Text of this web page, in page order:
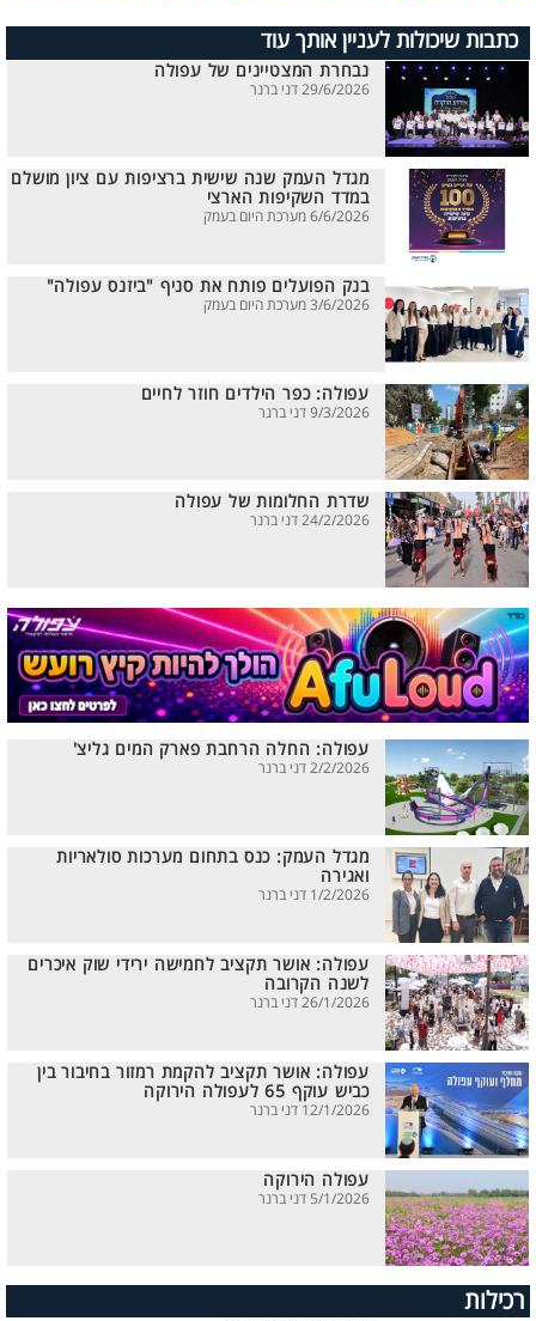
כתבות שיכולות לעניין אותך עוד
נבחרת המצטיינים של עפולה
29/6/2026 דני ברנר
מגדל העמק שנה שישית ברציפות עם ציון מושלם
במדד השקיפות הארצי
6/6/2026 מערכת היום בעמק
בנק הפועלים פותח את סניף "ביזנס עפולה"
3/6/2026 מערכת היום בעמק
עפולה: כפר הילדים חוזר לחיים
9/3/2026 דני ברנר
שדרת החלומות של עפולה
24/2/2026 דני ברנר
עפולה: החלה הרחבת פארק המים גליצ'
2/2/2026 דני ברנר
מגדל העמק: כנס בתחום מערכות סולאריות
ואגירה
1/2/2026 דני ברנר
עפולה: אושר תקציב לחמישה ירידי שוק איכרים
לשנה הקרובה
26/1/2026 דני ברנר
עפולה: אושר תקציב להקמת רמזור בחיבור בין
כביש עוקף 65 לעפולה הירוקה
12/1/2026 דני ברנר
עפולה הירוקה
5/1/2026 דני ברנר
רכילות